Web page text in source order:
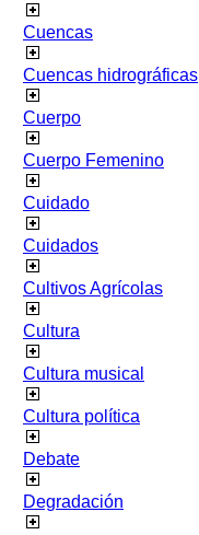
Cuencas
Cuencas hidrográficas
Cuerpo
Cuerpo Femenino
Cuidado
Cuidados
Cultivos Agrícolas
Cultura
Cultura musical
Cultura política
Debate
Degradación